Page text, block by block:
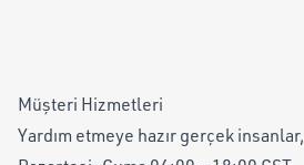
Müşteri Hizmetleri
Yardım etmeye hazır gerçek insanlar,